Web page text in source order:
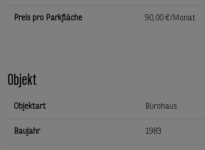
Preis pro Parkfläche 90,00 €/Monat
Objekt
Objektart Bürohaus
Baujahr 1983